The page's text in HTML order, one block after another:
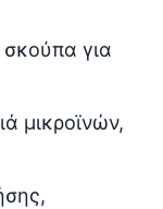
σκούπα για
μικροϊνών,